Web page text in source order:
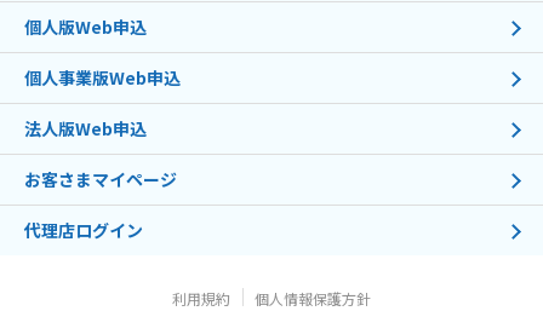
個人版Web申込
個人事業版Web申込
法人版Web申込
お客さまマイページ
代理店ログイン
利用規約 個人情報保護方針